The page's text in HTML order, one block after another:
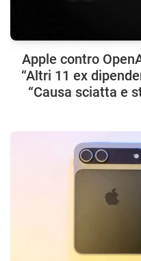
Apple contro
“Altri 11 ex
“Causa sciatta e